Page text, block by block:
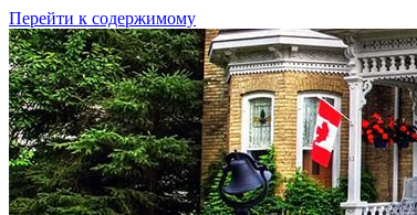
Перейти к содержимому